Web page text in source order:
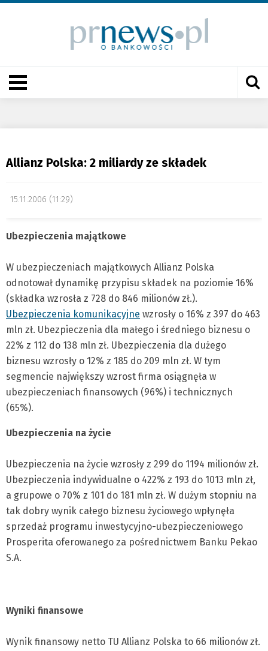
Allianz Polska: 2 miliardy ze składek
15.11.2006 (11:29)
Ubezpieczenia majątkowe
W ubezpieczeniach majątkowych Allianz Polska
odnotował dynamikę przypisu składek na poziomie 16%
(składka wzrosła z 728 do 846 milionów zł.).
Ubezpieczenia komunikacyjne wzrosły o 16% z 397 do 463
mln zł. Ubezpieczenia dla małego i średniego biznesu o
22% z 112 do 138 mln zł. Ubezpieczenia dla dużego
biznesu wzrosły o 12% z 185 do 209 mln zł. W tym
segmencie największy wzrost firma osiągnęła w
ubezpieczeniach finansowych (96%) i technicznych
(65%).
Ubezpieczenia na życie
Ubezpieczenia na życie wzrosły z 299 do 1194 milionów zł.
Ubezpieczenia indywidualne o 422% z 193 do 1013 mln zł,
a grupowe o 70% z 101 do 181 mln zł. W dużym stopniu na
tak dobry wynik całego biznesu życiowego wpłynęła
sprzedaż programu inwestycyjno-ubezpieczeniowego
Prosperita oferowanego za pośrednictwem Banku Pekao
S.A.
Wyniki finansowe
Wynik finansowy netto TU Allianz Polska to 66 milionów zł.